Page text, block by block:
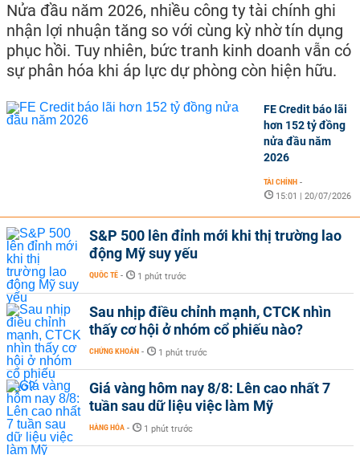
Nửa đầu năm 2026, nhiều công ty tài chính ghi
nhận lợi nhuận tăng so với cùng kỳ nhờ tín dụng
phục hồi. Tuy nhiên, bức tranh kinh doanh vẫn có
sự phân hóa khi áp lực dự phòng còn hiện hữu.
FE Credit báo lãi
hơn 152 tỷ đồng
nửa đầu năm
2026
TÀI CHÍNH -
15:01 | 20/07/2026
S&P 500 lên đỉnh mới khi thị trường lao
động Mỹ suy yếu
QUỐC TẾ - 1 phút trước
Sau nhịp điều chỉnh mạnh, CTCK nhìn
thấy cơ hội ở nhóm cổ phiếu nào?
CHỨNG KHOÁN - 1 phút trước
Giá vàng hôm nay 8/8: Lên cao nhất 7
tuần sau dữ liệu việc làm Mỹ
HÀNG HÓA - 1 phút trước